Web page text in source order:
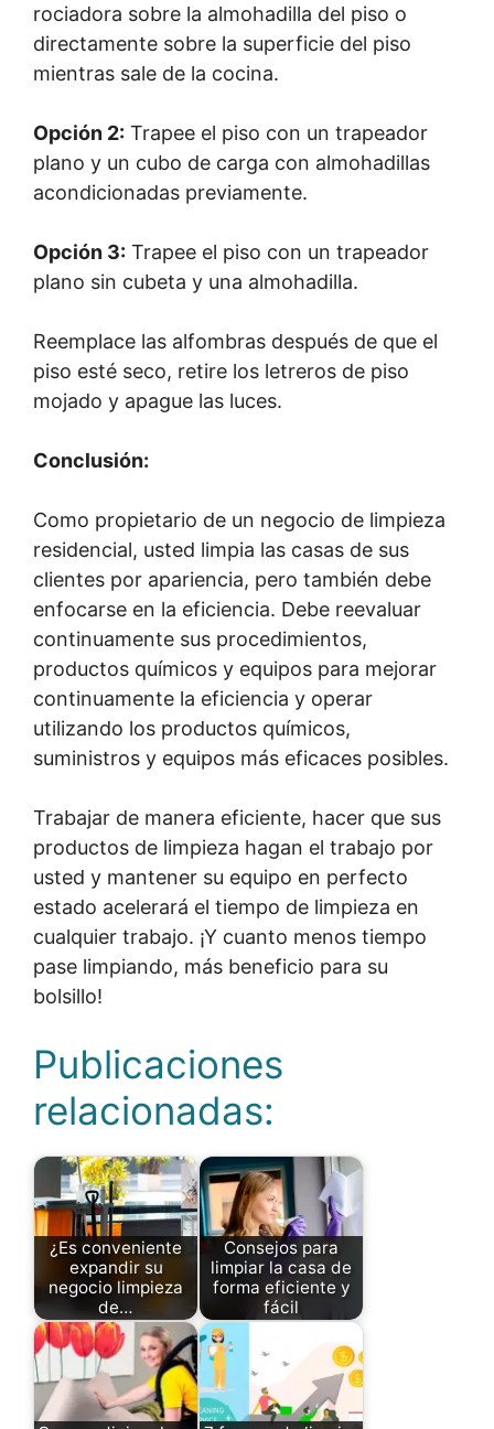
rociadora sobre la almohadilla del piso o
directamente sobre la superficie del piso
mientras sale de la cocina.
Opción 2: Trapee el piso con un trapeador
plano y un cubo de carga con almohadillas
acondicionadas previamente.
Opción 3: Trapee el piso con un trapeador
plano sin cubeta y una almohadilla.
Reemplace las alfombras después de que el
piso esté seco, retire los letreros de piso
mojado y apague las luces.
Conclusión:
Como propietario de un negocio de limpieza
residencial, usted limpia las casas de sus
clientes por apariencia, pero también debe
enfocarse en la eficiencia. Debe reevaluar
continuamente sus procedimientos,
productos químicos y equipos para mejorar
continuamente la eficiencia y operar
utilizando los productos químicos,
suministros y equipos más eficaces posibles.
Trabajar de manera eficiente, hacer que sus
productos de limpieza hagan el trabajo por
usted y mantener su equipo en perfecto
estado acelerará el tiempo de limpieza en
cualquier trabajo. ¡Y cuanto menos tiempo
pase limpiando, más beneficio para su
bolsillo!
Publicaciones
relacionadas:
¿Es conveniente
expandir su
negocio limpieza
de…
Consejos para
limpiar la casa de
forma eficiente y
fácil